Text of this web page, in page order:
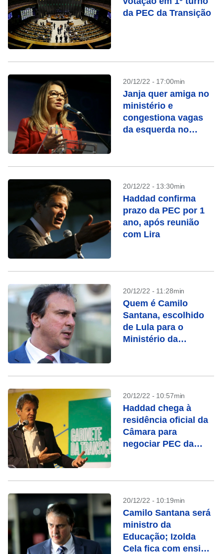
da PEC da Transição
20/12/22 - 17:00min
Janja quer amiga no
ministério e
congestiona vagas
da esquerda no
20/12/22 - 13:30min
Haddad confirma
prazo da PEC por 1
ano, após reunião
com Lira
20/12/22 - 11:28min
Quem é Camilo
Santana, escolhido
de Lula para o
Ministério da
20/12/22 - 10:57min
Haddad chega à
residência oficial da
Câmara para
negociar PEC da
20/12/22 - 10:19min
Camilo Santana será
ministro da
Educação; Izolda
Cela fica com ensino